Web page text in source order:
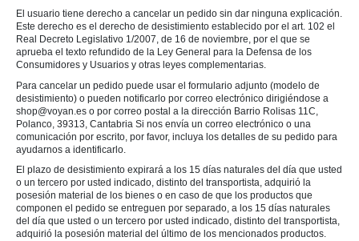
El usuario tiene derecho a cancelar un pedido sin dar ninguna explicación.
Este derecho es el derecho de desistimiento establecido por el art. 102 el
Real Decreto Legislativo 1/2007, de 16 de noviembre, por el que se
aprueba el texto refundido de la Ley General para la Defensa de los
Consumidores y Usuarios y otras leyes complementarias.
Para cancelar un pedido puede usar el formulario adjunto (modelo de
desistimiento) o pueden notificarlo por correo electrónico dirigiéndose a
shop@voyan.es o por correo postal a la dirección Barrio Rolisas 11C,
Polanco, 39313, Cantabria Si nos envía un correo electrónico o una
comunicación por escrito, por favor, incluya los detalles de su pedido para
ayudarnos a identificarlo.
El plazo de desistimiento expirará a los 15 días naturales del día que usted
o un tercero por usted indicado, distinto del transportista, adquirió la
posesión material de los bienes o en caso de que los productos que
componen el pedido se entreguen por separado, a los 15 días naturales
del día que usted o un tercero por usted indicado, distinto del transportista,
adquirió la posesión material del último de los mencionados productos.